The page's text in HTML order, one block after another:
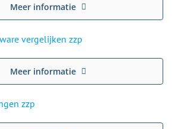
Meer informatie
Meer informatie